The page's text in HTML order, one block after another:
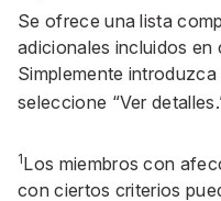
Se ofrece una lista
adicionales incluidos en
Simplemente
seleccione “Ver
1Los miembros con
con ciertos criterios